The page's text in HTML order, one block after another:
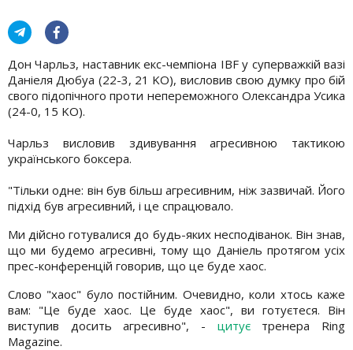
Дон Чарльз, наставник екс-чемпіона IBF у суперважкій вазі
Даніеля Дюбуа (22-3, 21 KO), висловив свою думку про бій
свого підопічного проти непереможного Олександра Усика
(24-0, 15 KO).
Чарльз висловив здивування агресивною тактикою
українського боксера.
"Тільки одне: він був більш агресивним, ніж зазвичай. Його
підхід був агресивний, і це спрацювало.
Ми дійсно готувалися до будь-яких несподіванок. Він знав,
що ми будемо агресивні, тому що Даніель протягом усіх
прес-конференцій говорив, що це буде хаос.
Слово "хаос" було постійним. Очевидно, коли хтось каже
вам: "Це буде хаос. Це буде хаос", ви готуєтеся. Він
виступив досить агресивно", - цитує тренера Ring
Magazine.